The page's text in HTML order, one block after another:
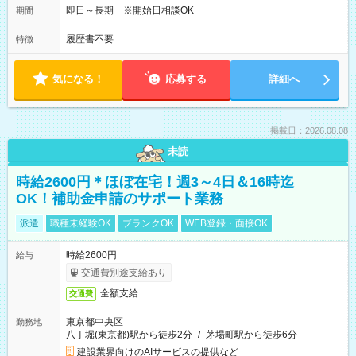
期間 即日～長期 ※開始日相談OK
特徴 履歴書不要
気になる！ 応募する 詳細へ
掲載日：2026.08.08
未読
時給2600円＊ほぼ在宅！週3～4日＆16時迄
OK！補助金申請のサポート業務
派遣 職種未経験OK ブランクOK WEB登録・面接OK
給与
時給2600円
交通費別途支給あり
交通費 全額支給
勤務地
東京都中央区
八丁堀(東京都)駅から徒歩2分 / 茅場町駅から徒歩6分
建設業界向けのAIサービスの提供など